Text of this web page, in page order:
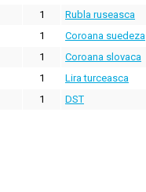
1 Rubla ruseasca
1 Coroana suedeza
1 Coroana slovaca
1 Lira turceasca
1 DST